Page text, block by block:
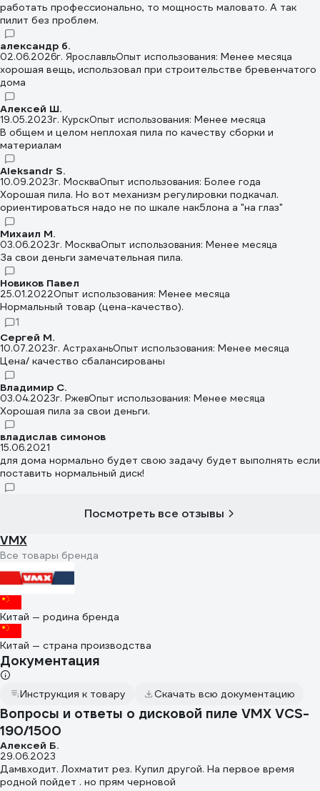
работать профессионально, то мощность маловато. А так
пилит без проблем.
александр б.
02.06.2026г. ЯрославльОпыт использования: Менее месяца
хорошая вещь, использовал при строительстве бревенчатого
дома
Алексей Ш.
19.05.2023г. КурскОпыт использования: Менее месяца
В общем и целом неплохая пила по качеству сборки и
материалам
Aleksandr S.
10.09.2023г. МоскваОпыт использования: Более года
Хорошая пила. Но вот механизм регулировки подкачал.
ориентироваться надо не по шкале нак5лона а "на глаз"
Михаил М.
03.06.2023г. МоскваОпыт использования: Менее месяца
За свои деньги замечательная пила.
Новиков Павел
25.01.2022Опыт использования: Менее месяца
Нормальный товар (цена-качество).
1
Сергей М.
10.07.2023г. АстраханьОпыт использования: Менее месяца
Цена/ качество сбалансированы
Владимир С.
03.04.2023г. РжевОпыт использования: Менее месяца
Хорошая пила за свои деньги.
владислав симонов
15.06.2021
для дома нормально будет свою задачу будет выполнять если
поставить нормальный диск!
Посмотреть все отзывы
VMX
Все товары бренда
Китай — родина бренда
Китай — страна производства
Документация
Инструкция к товару Скачать всю документацию
Вопросы и ответы о дисковой пиле VMX VCS-
190/1500
Алексей Б.
29.06.2023
Дамвходит. Лохматит рез. Купил другой. На первое время
родной пойдет . но прям черновой